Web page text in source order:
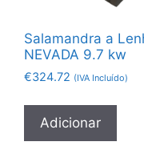
Salamandra a
NEVADA 9.7 kw
€324.72 (IVA Incluído)
Adicionar